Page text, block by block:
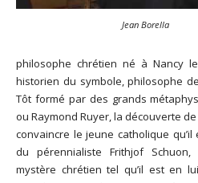
Jean Borella
philosophe chrétien né à Nancy
historien du symbole, philosophe
Tôt formé par des grands
ou Raymond Ruyer, la découverte
convaincre le jeune catholique
du pérennialiste Frithjof
mystère chrétien tel qu’il est en